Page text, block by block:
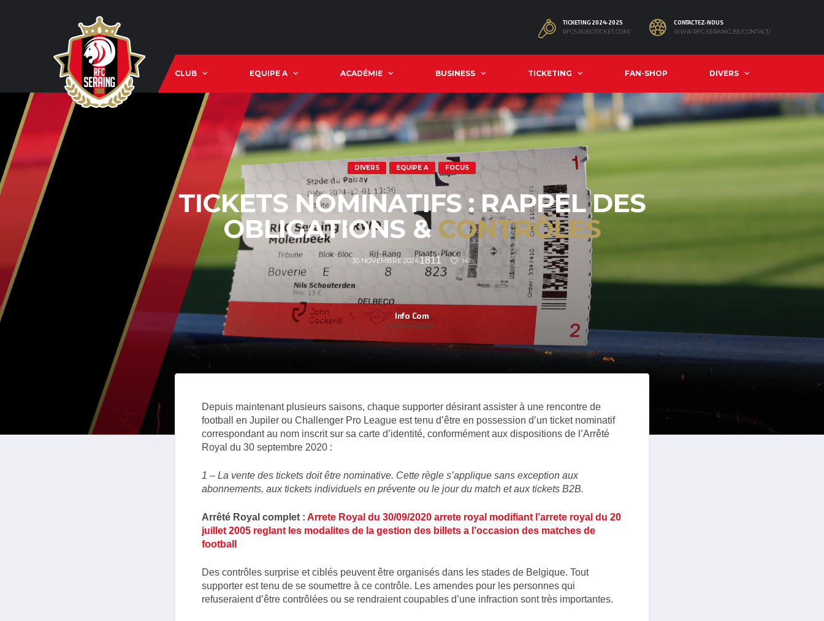
TICKETING 2024-2025
RFCS.ROBOTICKET.COM/
CONTACTEZ-NOUS
WWW.RFC-SERAING.BE/CONTACT/
CLUB EQUIPE A ACADÉMIE BUSINESS TICKETING FAN-SHOP DIVERS
DIVERS EQUIPE A FOCUS
TICKETS NOMINATIFS : RAPPEL DES
OBLIGATIONS & CONTRÔLES
30 NOVEMBRE 20241811 147
Info Com
Communication
Depuis maintenant plusieurs saisons, chaque supporter désirant assister à une rencontre de
football en Jupiler ou Challenger Pro League est tenu d’être en possession d’un ticket nominatif
correspondant au nom inscrit sur sa carte d’identité, conformément aux dispositions de l’Arrêté
Royal du 30 septembre 2020 :
1 – La vente des tickets doit être nominative. Cette règle s’applique sans exception aux
abonnements, aux tickets individuels en prévente ou le jour du match et aux tickets B2B.
Arrêté Royal complet : Arrete Royal du 30/09/2020 arrete royal modifiant l’arrete royal du 20
juillet 2005 reglant les modalites de la gestion des billets a l’occasion des matches de
football
Des contrôles surprise et ciblés peuvent être organisés dans les stades de Belgique. Tout
supporter est tenu de se soumettre à ce contrôle. Les amendes pour les personnes qui
refuseraient d’être contrôlées ou se rendraient coupables d’une infraction sont très importantes.